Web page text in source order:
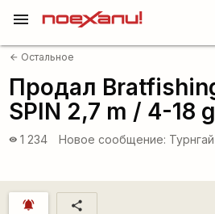
menu
arrow_back Остальное
Продал
SPIN 2,7 m / 4-18 g
visibility 1 234 Новое сообщение:
notifications_active share